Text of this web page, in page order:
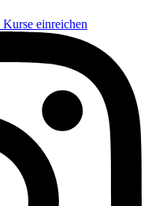
Kurse einreichen